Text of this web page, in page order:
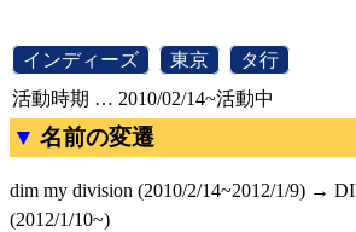
インディーズ 東京 タ行
活動時期 … 2010/02/14~活動中
名前の変遷
dim my division (2010/2/14~2012/1/9) →
(2012/1/10~)